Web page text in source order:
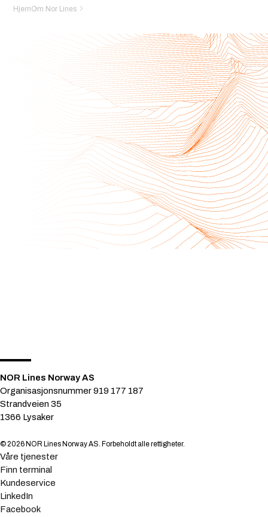
HjemOm Nor Lines
NOR Lines Norway AS
Organisasjonsnummer 919 177 187
Strandveien 35
1366 Lysaker
© 2026 NOR Lines Norway AS. Forbeholdt alle rettigheter.
Våre tjenester
Finn terminal
Kundeservice
LinkedIn
Facebook